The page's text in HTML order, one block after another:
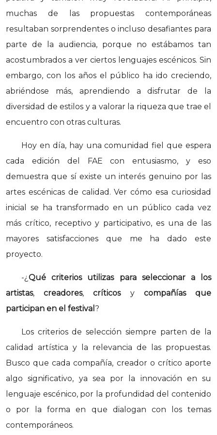
muchas de las propuestas contemporáneas
resultaban sorprendentes o incluso desafiantes para
parte de la audiencia, porque no estábamos tan
acostumbrados a ver ciertos lenguajes escénicos. Sin
embargo, con los años el público ha ido creciendo,
abriéndose más, aprendiendo a disfrutar de la
diversidad de estilos y a valorar la riqueza que trae el
encuentro con otras culturas.
Hoy en día, hay una comunidad fiel que espera
cada edición del FAE con entusiasmo, y eso
demuestra que sí existe un interés genuino por las
artes escénicas de calidad. Ver cómo esa curiosidad
inicial se ha transformado en un público cada vez
más crítico, receptivo y participativo, es una de las
mayores satisfacciones que me ha dado este
proyecto.
-¿ Qué criterios utilizas para seleccionar a los
artistas,creadores,críticos ycompañías que
participan en el festival ?
Los criterios de selección siempre parten de la
calidad artística y la relevancia de las propuestas.
Busco que cada compañía, creador o crítico aporte
algo significativo, ya sea por la innovación en su
lenguaje escénico, por la profundidad del contenido
o por la forma en que dialogan con los temas
contemporáneos.